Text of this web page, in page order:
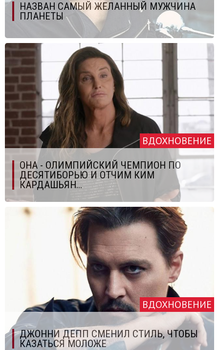
НАЗВАН САМЫЙ ЖЕЛАННЫЙ МУЖЧИНА
ПЛАНЕТЫ
ВДОХНОВЕНИЕ
ОНА - ОЛИМПИЙСКИЙ ЧЕМПИОН ПО
ДЕСЯТИБОРЬЮ И ОТЧИМ КИМ
КАРДАШЬЯН...
ВДОХНОВЕНИЕ
ДЖОННИ ДЕПП СМЕНИЛ СТИЛЬ, ЧТОБЫ
КАЗАТЬСЯ МОЛОЖЕ